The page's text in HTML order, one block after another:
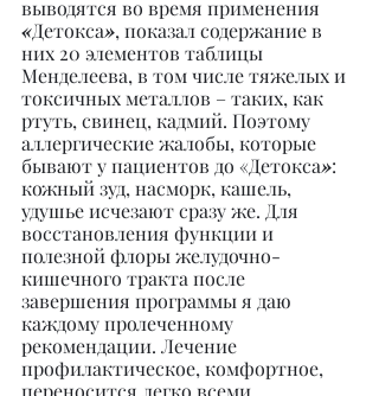
выводятся во время применения
«Детокса», показал содержание в
них 20 элементов таблицы
Менделеева, в том числе тяжелых и
токсичных металлов – таких, как
ртуть, свинец, кадмий. Поэтому
аллергические жалобы, которые
бывают у пациентов до «Детокса»:
кожный зуд, насморк, кашель,
удушье исчезают сразу же. Для
восстановления функции и
полезной флоры желудочно-
кишечного тракта после
завершения программы я даю
каждому пролеченному
рекомендации. Лечение
профилактическое, комфортное,